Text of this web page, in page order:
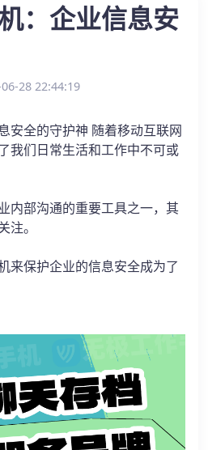
：企业信息安
28 22:44:19
安全的守护神 随着移动互联网
我们日常生活和工作中不可或
内部沟通的重要工具之一，其
注。
来保护企业的信息安全成为了